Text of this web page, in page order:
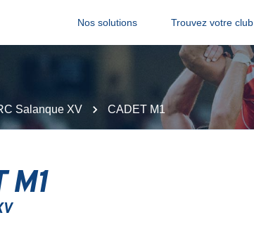
Nos solutions Trouvez votre club
Salanque XV CADET M1
M1